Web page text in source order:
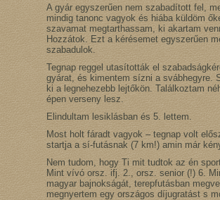
A gyár egyszerűen nem szabadított fel,
mindig tanonc vagyok és hiába küldöm
szavamat megtarthassam, ki akartam
Hozzátok. Ezt a kérésemet egyszerűen
szabadulok.
Tegnap reggel utasították el
gyárat, és kimentem sízni a svábhegyre.
ki a legnehezebb lejtőkön. Találkoztam
épen verseny lesz.
Elindultam lesiklásban és 5. lettem.
Most holt fáradt vagyok – tegnap volt
startja a sí-futásnak (7 km!) amin már
Nem tudom, hogy Ti mit tudtok az én
Mint vívó orsz. ifj. 2., orsz. senior (!) 6.
magyar bajnokságát, terepfutásban
megnyertem egy országos díjugratást s